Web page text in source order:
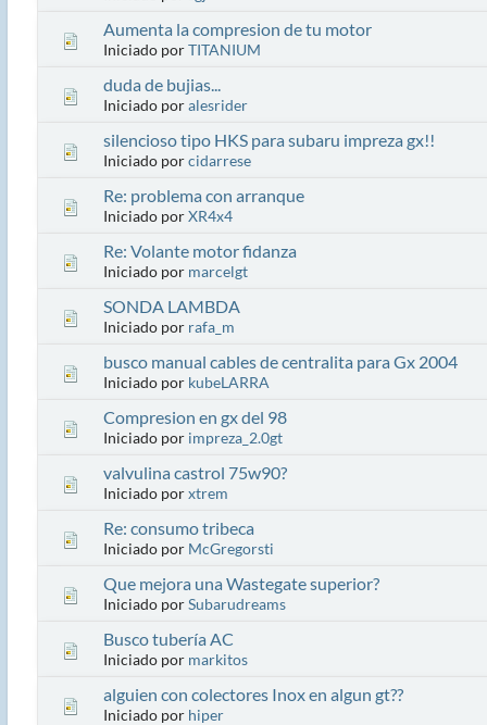
Aumenta la compresion de tu motor
Iniciado porTITANIUM
duda de bujias...
Iniciado poralesrider
silencioso tipo HKS para subaru impreza gx!!
Iniciado porcidarrese
Re: problema con arranque
Iniciado porXR4x4
Re: Volante motor fidanza
Iniciado por marcelgt
SONDA LAMBDA
Iniciado por rafa_m
busco manual cables de centralita para Gx 2004
Iniciado por kubeLARRA
Compresion en gx del 98
Iniciado por impreza_2.0gt
valvulina castrol 75w90?
Iniciado porxtrem
Re: consumo tribeca
Iniciado por McGregorsti
Que mejora una Wastegate superior?
Iniciado porSubarudreams
Busco tubería AC
Iniciado por markitos
alguien con colectores Inox en algun gt??
Iniciado por hiper